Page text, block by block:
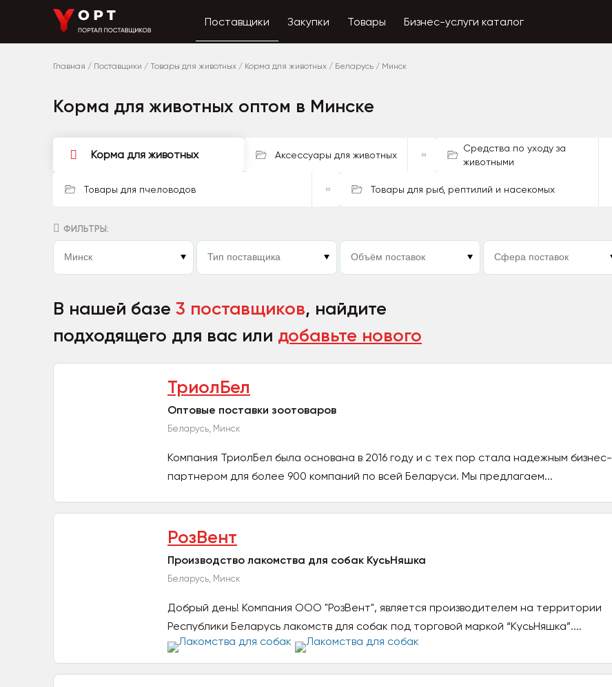
Поставщики Закупки Товары Бизнес-услуги каталог
Главная / Поставщики / Товары для животных / Корма для животных / Беларусь / Минск
Корма для животных оптом в Минске
Аксессуары для животных
Корма для животных
Средства по уходу за
животными
Товары для пчеловодов Товары для рыб, рептилий и насекомых
ФИЛЬТРЫ:
В нашей базе 3 поставщиков, найдите
подходящего для вас или добавьте нового
ТриолБел
Оптовые поставки зоотоваров
Беларусь, Минск
Компания ТриолБел была основана в 2016 году и с тех пор стала надежным бизнес-
партнером для более 900 компаний по всей Беларуси. Мы предлагаем...
РозВент
Производство лакомства для собак КусьНяшка
Беларусь, Минск
Добрый день! Компания ООО "РозВент", является производителем на территории
Республики Беларусь лакомств для собак под торговой маркой “КусьНяшка”....